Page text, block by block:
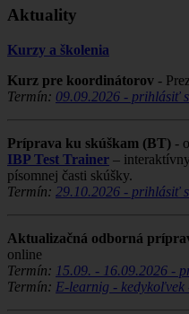
Aktuality
Kurzy a školenia
Kurz pre koordinátorov -
Termín: 09.09.2026 - prihlásiť
Príprava ku skúškam (BT) -
IBP Test Trainer –
písomnej časti skúšky.
Termín: 29.10.2026 - prihlásiť
Aktualizačná odborná
online
Termín: 15.09. - 16.09.2026 -
Termín: E-learnig -